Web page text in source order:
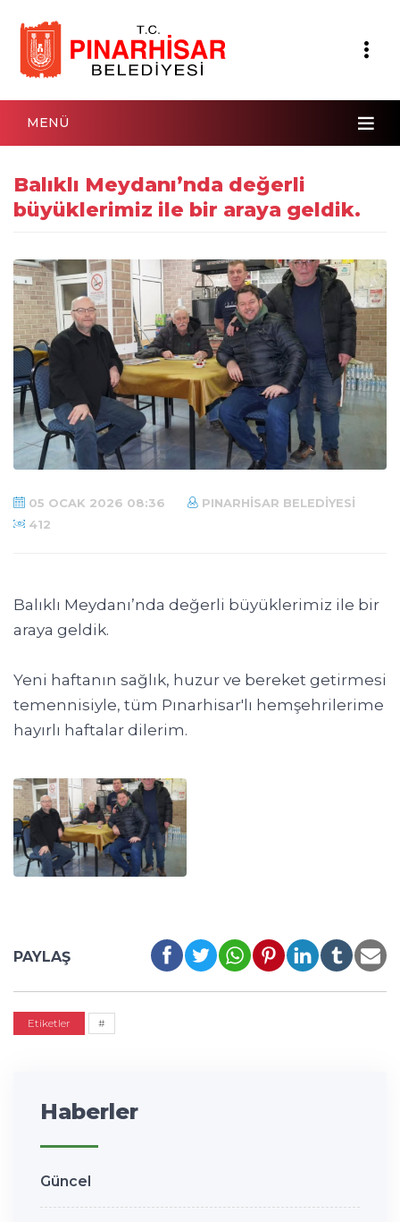
MENÜ
Balıklı Meydanı’nda değerli
büyüklerimiz ile bir araya geldik.
05 OCAK 2026 08:36
PINARHISAR BELEDIYESI
412
Balıklı Meydanı’nda değerli büyüklerimiz ile bir
araya geldik.
Yeni haftanın sağlık, huzur ve bereket getirmesi
temennisiyle, tüm Pınarhisar'lı hemşehrilerime
hayırlı haftalar dilerim.
PAYLAŞ
Etiketler #
Haberler
Güncel